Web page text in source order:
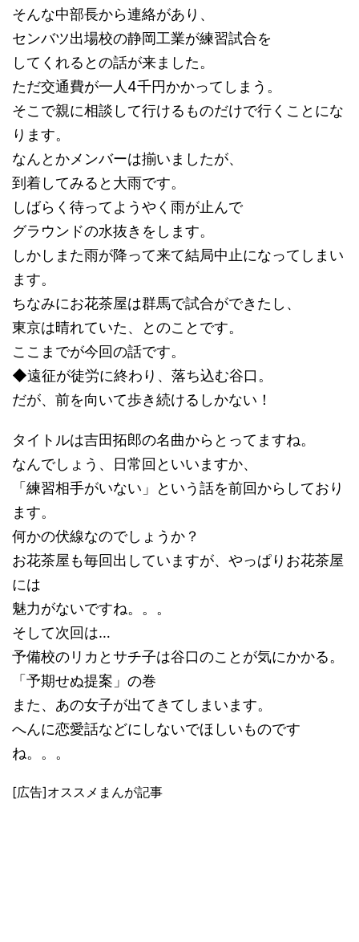
そんな中部長から連絡があり、
センバツ出場校の静岡工業が練習試合を
してくれるとの話が来ました。
ただ交通費が一人4千円かかってしまう。
そこで親に相談して行けるものだけで行くことにな
ります。
なんとかメンバーは揃いましたが、
到着してみると大雨です。
しばらく待ってようやく雨が止んで
グラウンドの水抜きをします。
しかしまた雨が降って来て結局中止になってしまい
ます。
ちなみにお花茶屋は群馬で試合ができたし、
東京は晴れていた、とのことです。
ここまでが今回の話です。
◆遠征が徒労に終わり、落ち込む谷口。
だが、前を向いて歩き続けるしかない！
タイトルは吉田拓郎の名曲からとってますね。
なんでしょう、日常回といいますか、
「練習相手がいない」という話を前回からしており
ます。
何かの伏線なのでしょうか？
お花茶屋も毎回出していますが、やっぱりお花茶屋
には
魅力がないですね。。。
そして次回は…
予備校のリカとサチ子は谷口のことが気にかかる。
「予期せぬ提案」の巻
また、あの女子が出てきてしまいます。
へんに恋愛話などにしないでほしいものです
ね。。。
[広告]オススメまんが記事